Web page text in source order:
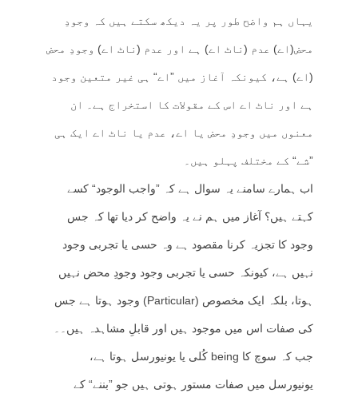
یہاں ہم واضح طور پر یہ دیکھ سکتے ہیں کہ وجودِ
محض(اے) عدم (ناٹ اے) ہے اور عدم (ناٹ اے) وجودِ محض
(اے) ہے، کیونکہ آغاز میں ”اے“ ہی غیر متعین وجود
ہے اور ناٹ اے اس کے مقولات کا استخراج ہے۔ ان
معنوں میں وجودِ محض یا اے، عدم یا ناٹ اے ایک ہی
”شے“ کے مختلف پہلو ہیں۔
اب ہمارے سامنے یہ سوال ہے کہ ”واجب الوجود“ کسے
کہتے ہیں؟ آغاز میں ہم نے یہ واضح کر دیا تھا کہ جس
وجود کا تجزیہ کرنا مقصود ہے وہ حسی یا تجربی وجود
نہیں ہے، کیونکہ حسی یا تجربی وجود وجودِ محض نہیں
ہوتا، بلکہ ایک مخصوص (Particular) وجود ہوتا ہے جس
کی صفات اس میں موجود ہیں اور قابلِ مشاہدہ ہیں۔۔
جب کہ سوچ کا being کُلی یا یونیورسل ہوتا ہے،
یونیورسل میں صفات مستور ہوتی ہیں جو ”بننے“ کے